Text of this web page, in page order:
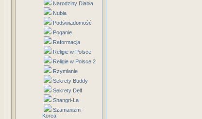
Narodziny Diabła
Nubia
Podświadomość
Poganie
Reformacja
Religie w Polsce
Religie w Polsce 2
Rzymianie
Sekrety Buddy
Sekrety Delf
Shangri-La
Szamanizm -
Korea